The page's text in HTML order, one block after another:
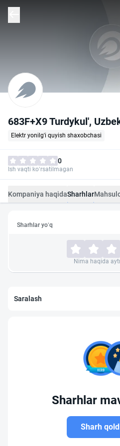
683F+X9 Turdykul',
Elektr yonilg'i quyish shaxobchasi
0
Ish vaqti ko‘rsatilmagan
Kompaniya haqidaSharhlar
Sharhlar yo‘q
Nima haqida
Saralash
Sharhlar
Sharh